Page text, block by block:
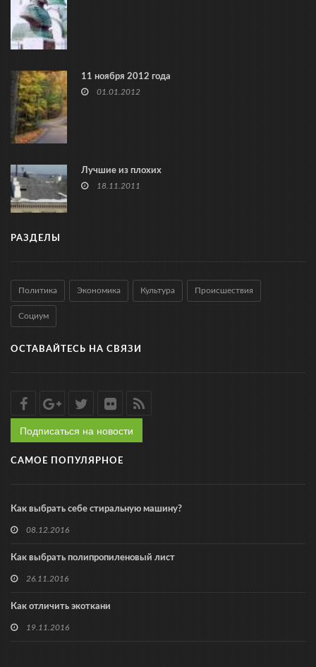
11 ноября 2012 года
01.01.2012
Лучшие из плохих
18.11.2011
РАЗДЕЛЫ
Политика Экономика Культура Происшествия
Социум
ОСТАВАЙТЕСЬ НА СВЯЗИ
Подписаться на новости
САМОЕ ПОПУЛЯРНОЕ
Как выбрать себе стиральную машину?
08.12.2016
Как выбрать полипропиленовый лист
26.11.2016
Как отличить экоткани
19.11.2016